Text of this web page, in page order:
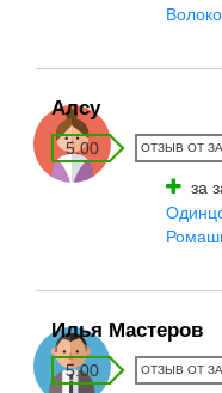
Алсу
5.00 ОТЗЫВ ОТ
за
Илья Мастеров
5.00 ОТЗЫВ ОТ